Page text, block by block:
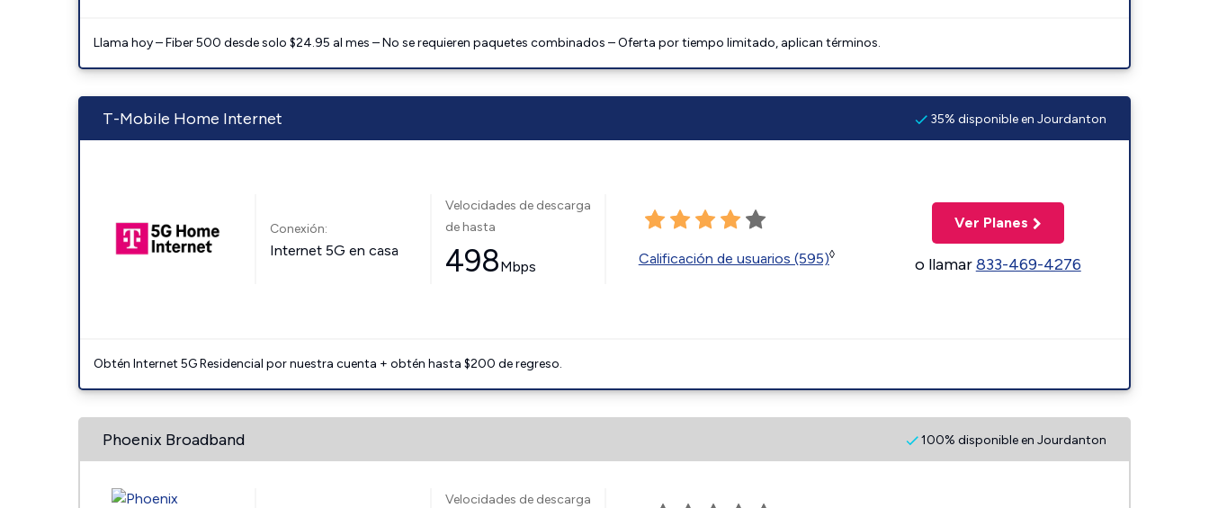
Llama hoy – Fiber 500 desde solo $24.95 al mes – No se requieren paquetes combinados – Oferta por tiempo limitado, aplican términos.
T-Mobile Home Internet 35% disponible en Jourdanton
Conexión:
Internet 5G en casa
Velocidades de descarga
de hasta
498Mbps Calificación de usuarios (595)◊
Ver Planes
o llamar833-469-4276
Obtén Internet 5G Residencial por nuestra cuenta + obtén hasta $200 de regreso.
Phoenix Broadband 100% disponible en Jourdanton
Velocidades de descarga